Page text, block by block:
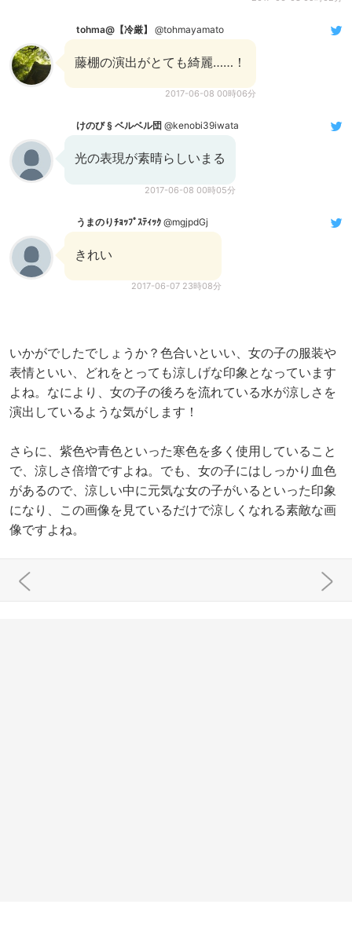
tohma@【冷厳】 @tohmayamato
藤棚の演出がとても綺麗……！
2017-06-08 00時06分
けのび § ベルベル団 @kenobi39iwata
光の表現が素晴らしいまる
2017-06-08 00時05分
うまのりﾁｮｯﾌﾟｽﾃｨｯｸ @mgjpdGj
きれい
2017-06-07 23時08分
いかがでしたでしょうか？色合いといい、女の子の服装や
表情といい、どれをとっても涼しげな印象となっています
よね。なにより、女の子の後ろを流れている水が涼しさを
演出しているような気がします！
さらに、紫色や青色といった寒色を多く使用していること
で、涼しさ倍増ですよね。でも、女の子にはしっかり血色
があるので、涼しい中に元気な女の子がいるといった印象
になり、この画像を見ているだけで涼しくなれる素敵な画
像ですよね。